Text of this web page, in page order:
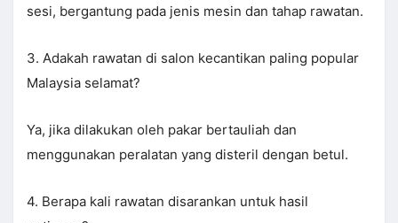
sesi, bergantung pada jenis mesin dan tahap rawatan.
3. Adakah rawatan di salon kecantikan paling popular
Malaysia selamat?
Ya, jika dilakukan oleh pakar bertauliah dan
menggunakan peralatan yang disteril dengan betul.
4. Berapa kali rawatan disarankan untuk hasil